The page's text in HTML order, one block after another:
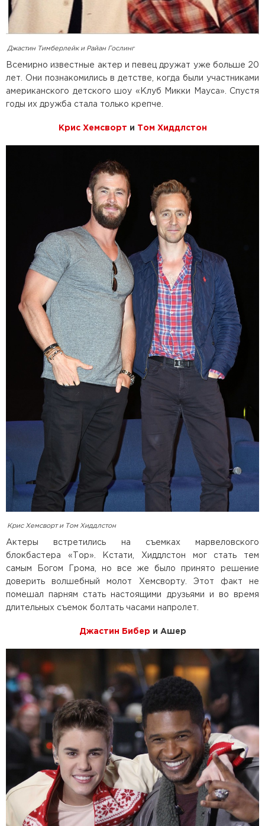
Джастин Тимберлейк и Райан Гослинг
Всемирно известные актер и певец дружат уже больше 20
лет. Они познакомились в детстве, когда были участниками
американского детского шоу «Клуб Микки Мауса». Спустя
годы их дружба стала только крепче.
Крис Хемсворт и Том Хиддлстон
Крис Хемсворт и Том Хиддлстон
Актеры встретились на съемках марвеловского
блокбастера «Тор». Кстати, Хиддлстон мог стать тем
самым Богом Грома, но все же было принято решение
доверить волшебный молот Хемсворту. Этот факт не
помешал парням стать настоящими друзьями и во время
длительных съемок болтать часами напролет.
Джастин Бибер и Ашер